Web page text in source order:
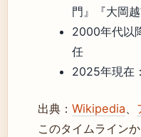
門』『大岡
2000年代以
任
2025年現在
出典： Wikipedia、
このタイムライン